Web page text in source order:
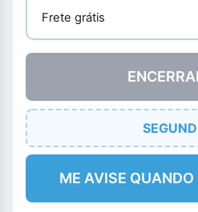
Frete grátis
ME AVISE